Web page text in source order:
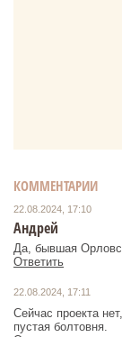
КОММЕНТАРИИ
22.08.2024, 17:10
Андрей
Да, бывшая
Ответить
22.08.2024, 17:11
Сейчас проекта
пустая болтовня.